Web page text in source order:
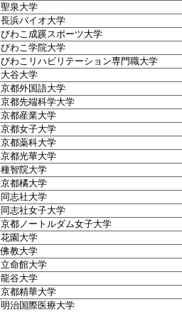
聖泉大学
長浜バイオ大学
びわこ成蹊スポーツ大学
びわこ学院大学
びわこリハビリテーション専門職大学
大谷大学
京都外国語大学
京都先端科学大学
京都産業大学
京都女子大学
京都薬科大学
京都光華大学
種智院大学
京都橘大学
同志社大学
同志社女子大学
京都ノートルダム女子大学
花園大学
佛教大学
立命館大学
龍谷大学
京都精華大学
明治国際医療大学